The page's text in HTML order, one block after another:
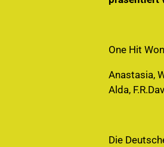
One Hit
Anastasia,
Alda,
Die